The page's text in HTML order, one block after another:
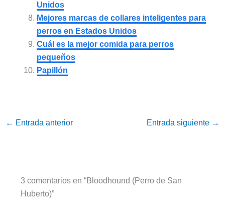
Unidos
Mejores marcas de collares inteligentes para
perros en Estados Unidos
Cuál es la mejor comida para perros
pequeños
Papillón
← Entrada anterior Entrada siguiente →
3 comentarios en “Bloodhound (Perro de San
Huberto)”